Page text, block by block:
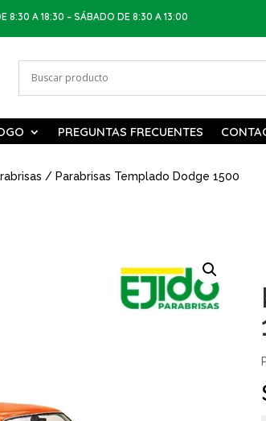
8:30 A 18:30 – SÁBADO DE 8:30 A 13:00
PREGUNTAS FRECUENTES
/ Parabrisas Templado Dodge 1500